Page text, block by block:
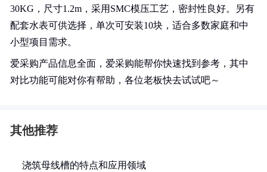
30KG，尺寸1.2m，采用SMC模压工艺，密封性良好。另有
配套水表可供选择，单次可安装10块，适合多数家庭和中
小型项目需求。
爱采购产品信息全面，爱采购能帮你快速找到参考，其中
对比功能可能对你有帮助，各位老板快去试试吧～
其他推荐
浇筑母线槽的特点和应用领域